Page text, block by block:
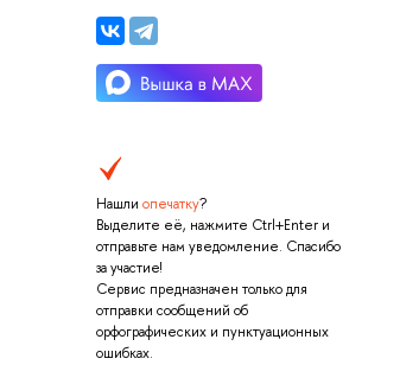
Нашли опечатку?
Выделите её, нажмите Ctrl+Enter и
отправьте нам уведомление. Спасибо
за участие!
Сервис предназначен только для
отправки сообщений об
орфографических и пунктуационных
ошибках.